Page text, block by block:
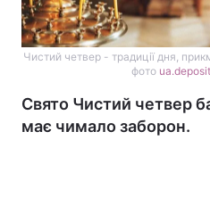
Чистий четвер - традиції дня,
фото
Свято Чистий четвер
має чимало заборон.